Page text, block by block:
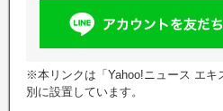
※本リンクは「Yahoo!ニュース エキ
別に設置しています。